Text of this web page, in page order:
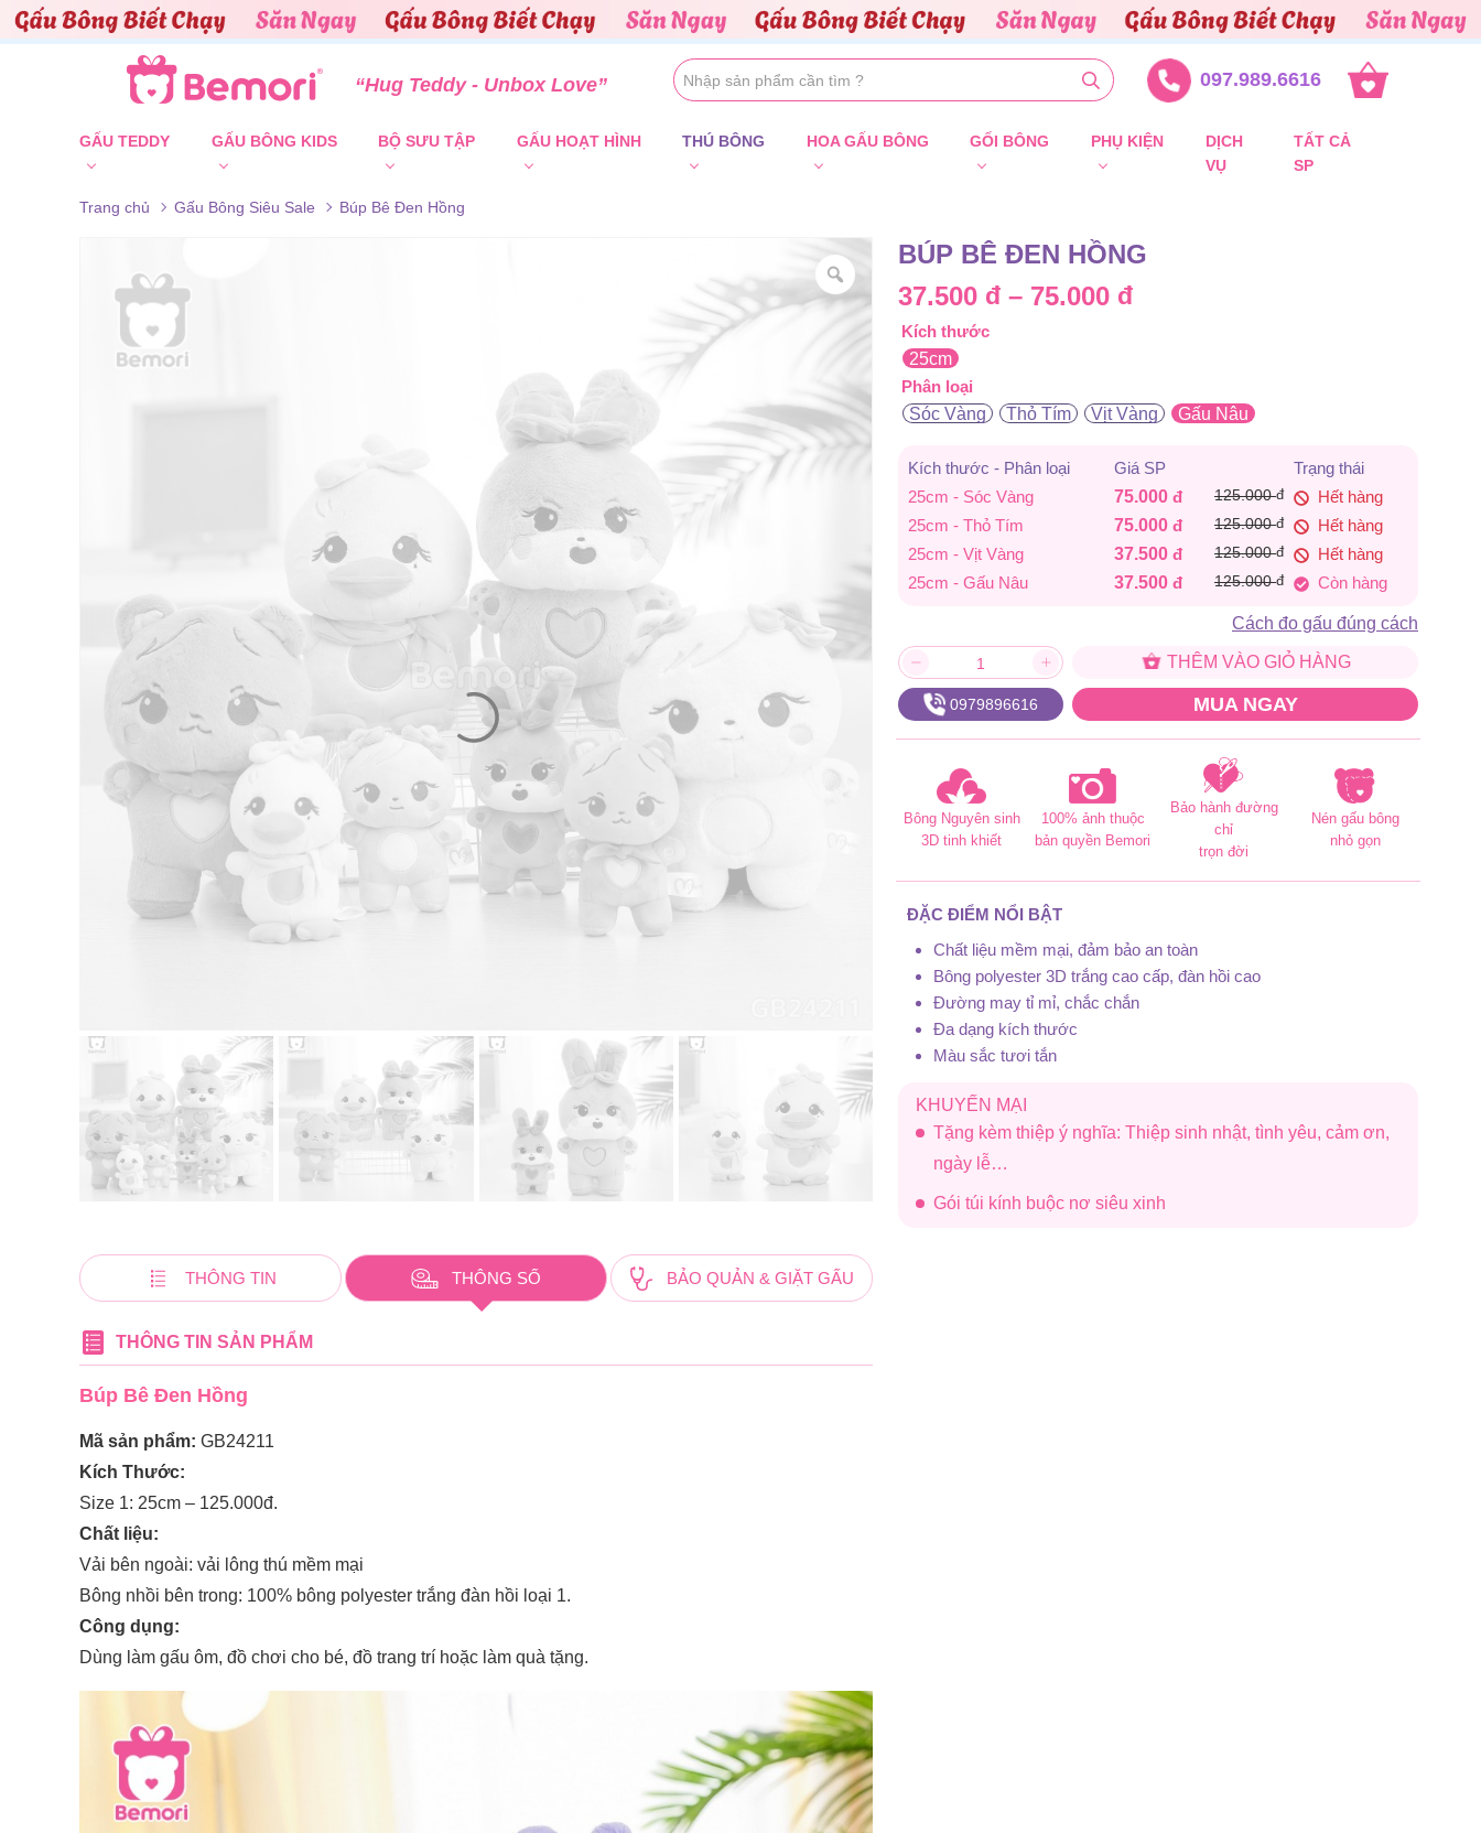
Skip to content
“Hug Teddy - Unbox Love” 097.989.6616
GẤU TEDDY GẤU BÔNG KIDS BỘ SƯU TẬP GẤU HOẠT HÌNH THÚ BÔNG HOA GẤU BÔNG GỐI BÔNG PHỤ KIỆN
DỊCH
VỤ
TẤT CẢ
SP
Trang chủ Gấu Bông Siêu Sale Búp Bê Đen Hồng
BÚP BÊ ĐEN HỒNG
37.500 đ – 75.000 đKhoảng
37.500 đ
đến
75.000 đ
Kích thước
25cm
Phân loại
Sóc Vàng
Thỏ Tím Vịt Vàng Gấu Nâu
Kích thước - Phân loại Giá SP
Trạng thái
25cm - Sóc Vàng
75.000 đ 125.000đ
Hết hàng
25cm - Thỏ Tím
75.000 đ 125.000đ
Hết hàng
25cm - Vịt Vàng
37.500 đ 125.000đ
Hết hàng
25cm - Gấu Nâu
37.500 đ 125.000đ Còn hàng
Cách đo gấu đúng cách
THÊM VÀO GIỎ HÀNG
0979896616 MUA NGAY
Bông Nguyên sinh
3D tinh khiết
100% ảnh thuộc
bản quyền Bemori
Bảo hành đường
chỉ
trọn đời
Nén gấu bông
nhỏ gọn
ĐẶC ĐIỂM NỔI BẬT
Chất liệu mềm mại, đảm bảo an toàn
Bông polyester 3D trắng cao cấp, đàn hồi cao
Đường may tỉ mỉ, chắc chắn
Đa dạng kích thước
Màu sắc tươi tắn
KHUYẾN MẠI
Tặng kèm thiệp ý nghĩa: Thiệp sinh nhật, tình yêu, cảm ơn,
ngày lễ…
Gói túi kính buộc nơ siêu xinh
THÔNG TIN THÔNG SỐ BẢO QUẢN & GIẶT GẤU
THÔNG TIN SẢN PHẨM
Búp Bê Đen Hồng
Mã sản phẩm: GB24211
Kích Thước:
Size 1: 25cm – 125.000đ.
Chất liệu:
Vải bên ngoài: vải lông thú mềm mại
Bông nhồi bên trong: 100% bông polyester trắng đàn hồi loại 1.
Công dụng:
Dùng làm gấu ôm, đồ chơi cho bé, đồ trang trí hoặc làm quà tặng.